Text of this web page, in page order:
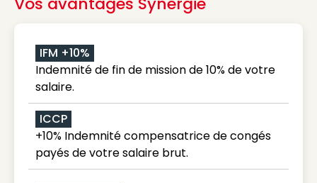
IFM +10%
Indemnité de fin de mission de 10% de votre
salaire.
ICCP
+10% Indemnité compensatrice de congés
payés de votre salaire brut.